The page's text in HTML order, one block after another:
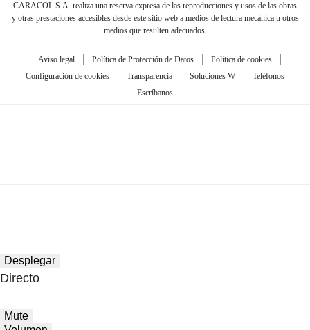
CARACOL S.A. realiza una reserva expresa de las reproducciones y usos de las obras
y otras prestaciones accesibles desde este sitio web a medios de lectura mecánica u otros
medios que resulten adecuados.
Aviso legal Política de Protección de Datos
Política de cookies
Configuración de cookies
Transparencia Soluciones W
Teléfonos
Escríbanos
Desplegar
Directo
Mute